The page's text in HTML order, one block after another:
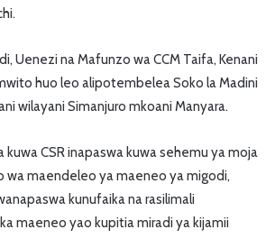
Uenezi na Mafunzo wa CCM Taifa, Kenani
huo leo alipotembelea Soko la Madini
wilayani Simanjuro mkoani Manyara.
CSR inapaswa kuwa sehemu ya moja
wa maendeleo ya maeneo ya migodi,
kunufaika na rasilimali
maeneo yao kupitia miradi ya kijamii